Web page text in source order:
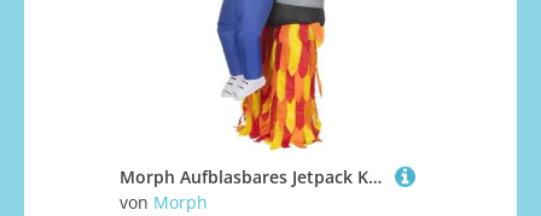
Morph Aufblasbares Jetpack Kostüm, Lustiges Raketen Outfit, Perfekt für Partys und Events, Einheitsgröße
von Morph